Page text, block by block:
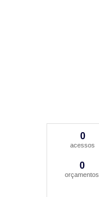
0
acessos
0
orçamentos